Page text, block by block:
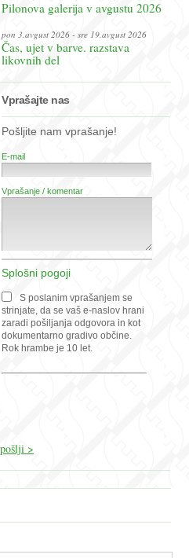
Pilonova galerija v avgustu 2026
pon 3.avgust 2026 - sre 19.avgust 2026
Čas, ujet v barve. razstava
likovnih del
Vprašajte nas
Pošljite nam vprašanje!
E-mail
Vprašanje / komentar
Splošni pogoji
S poslanim vprašanjem se
strinjate, da se vaš e-naslov hrani
zaradi pošiljanja odgovora in kot
dokumentarno gradivo občine.
Rok hrambe je 10 let.